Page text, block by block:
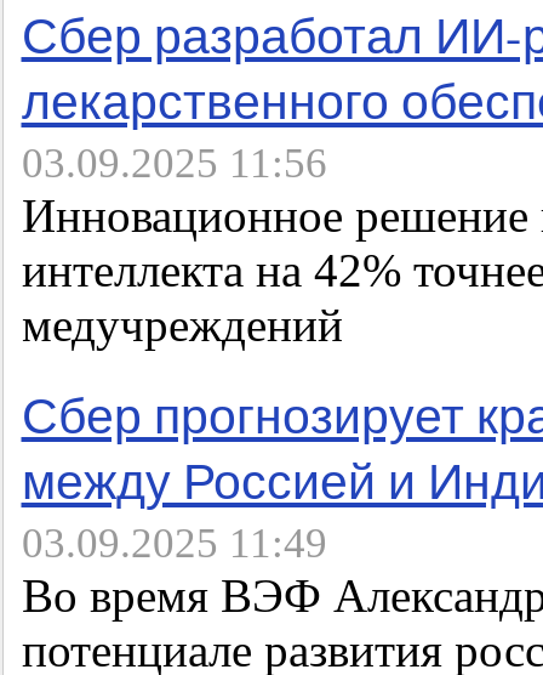
Сбер разработал
лекарственного
03.09.2025 11:56
Инновационное решение
интеллекта на 42%
медучреждений
Сбер прогнозирует
между Россией и
03.09.2025 11:49
Во время ВЭФ
потенциале развития